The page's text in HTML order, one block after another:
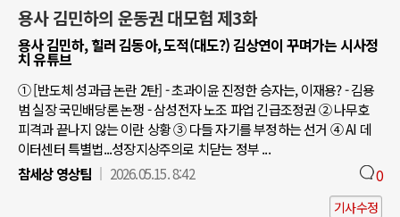
용사 김민하의 운동권 대모험 제3화
용사 김민하, 힐러 김동아, 도적(대도?) 김상연이 꾸며가는 시사정
치 유튜브
① [반도체 성과급 논란 2탄] - 초과이윤 진정한 승자는, 이재용? - 김용
범 실장 국민배당론 논쟁 - 삼성전자 노조 파업 긴급조정권 ② 나무호
피격과 끝나지 않는 이란 상황 ③ 다들 자기를 부정하는 선거 ④ AI 데
이터센터 특별법...성장지상주의로 치닫는 정부 ...
참세상 영상팀
2026.05.15. 8:42 0
기사수정